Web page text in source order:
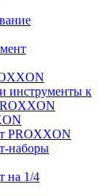
инструменты к
PROXXON
наборы
на 1/4